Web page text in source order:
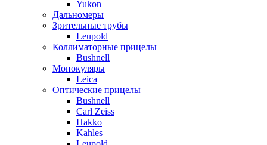
Yukon
Дальномеры
Зрительные трубы
Leupold
Коллиматорные прицелы
Bushnell
Монокуляры
Leica
Оптические прицелы
Bushnell
Carl Zeiss
Hakko
Kahles